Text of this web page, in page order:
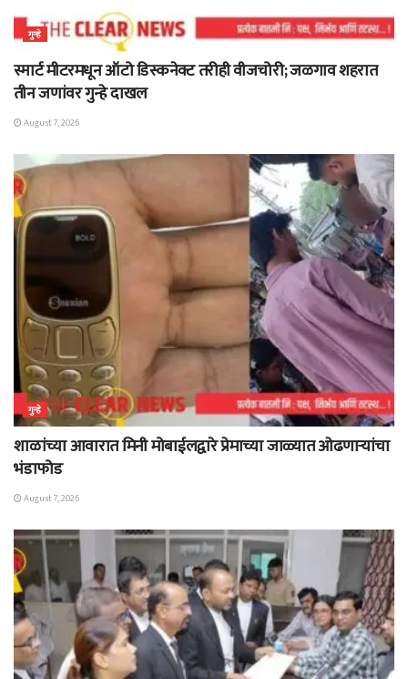
गुन्हे
स्मार्ट मीटरमधून ऑटो डिस्कनेक्ट तरीही वीजचोरी; जळगाव शहरात
तीन जणांवर गुन्हे दाखल
August 7, 2026
गुन्हे
शाळांच्या आवारात मिनी मोबाईलद्वारे प्रेमाच्या जाळ्यात ओढणाऱ्यांचा
भंडाफोड
August 7, 2026